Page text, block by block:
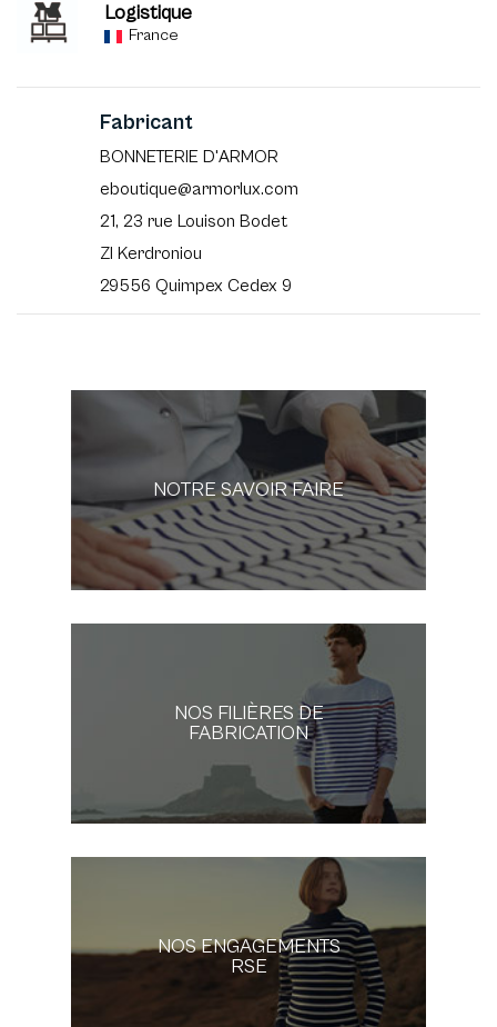
Logistique
France
Fabricant
BONNETERIE D'ARMOR
eboutique@armorlux.com
21, 23 rue Louison Bodet
ZI Kerdroniou
29556 Quimpex Cedex 9
NOTRE SAVOIR FAIRE
NOS FILIÈRES DE
FABRICATION
NOS ENGAGEMENTS
RSE